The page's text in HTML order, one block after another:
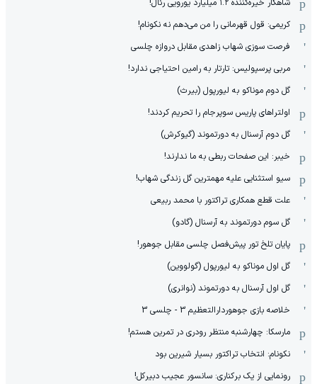
شاهکار خیره‌کننده ۱.۲ میلیارد یورویی رئال!
کریمی: قول قهرمانی را من می‌دهم نه نکونام!
فرصت سوزی شهاب زاهدی مقابل دروازه چلسی
مربی پرسپولیس: تارتار به رامین احتیاجی ندارد!
گل دوم موناکو به لیورپول (بیرث)
اولتراهای پاریس سوپرجام را تحریم کردند!
گل دوم آرسنال به دورتموند (گیوکرش)
خیبر: این صفحات ربطی به ما ندارند!
سیو استثنایی علیه مهمترین گل زندگی شهاب!
علت قطع همکاری تراکتور با محمد ربیعی
گل سوم دورتموند به آرسنال (گادو)
پایان تلخ تور پیش‌فصل چلسی مقابل جوهور!
گل اول موناکو به لیورپول (گولووین)
گل اول آرسنال به دورتموند (نوانری)
خلاصه بازی جوهوردارالتعظیم 3 - چلسی 3
مارسکا: چهارشنبه منتظر رودری در تمرین هستم!
نکونام: انتخاب تراکتور بسیار شیرین بود
رونمایی از یک برکناری: سانسور عجیب دبیرکل!